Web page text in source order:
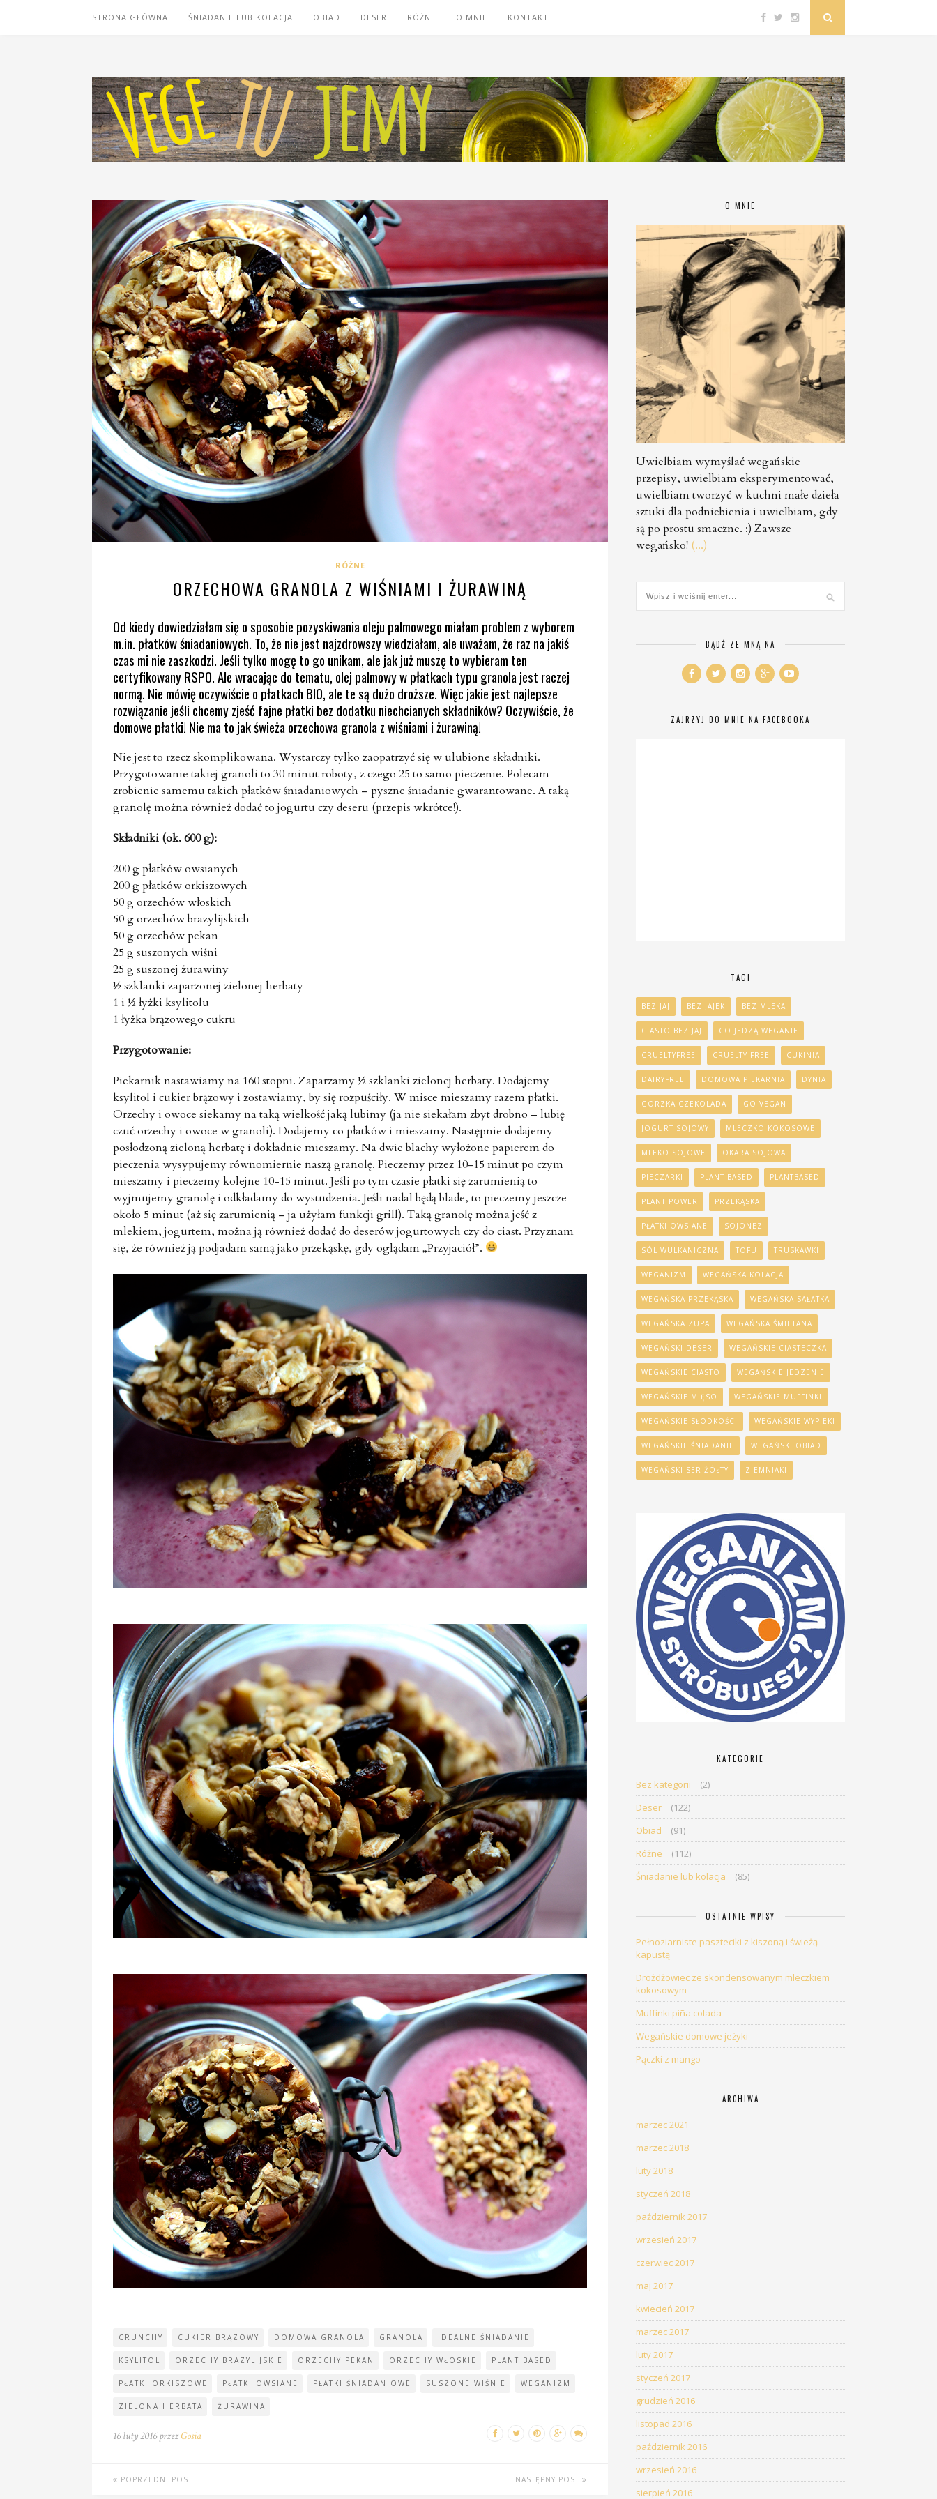
STRONA GŁÓWNA ŚNIADANIE LUB KOLACJA OBIAD DESER RÓŻNE O MNIE KONTAKT
RÓŻNE
ORZECHOWA GRANOLA Z WIŚNIAMI I ŻURAWINĄ
Od kiedy dowiedziałam się o sposobie pozyskiwania oleju palmowego miałam problem z wyborem
m.in. płatków śniadaniowych. To, że nie jest najzdrowszy wiedziałam, ale uważam, że raz na jakiś
czas mi nie zaszkodzi. Jeśli tylko mogę to go unikam, ale jak już muszę to wybieram ten
certyfikowany RSPO. Ale wracając do tematu, olej palmowy w płatkach typu granola jest raczej
normą. Nie mówię oczywiście o płatkach BIO, ale te są dużo droższe. Więc jakie jest najlepsze
rozwiązanie jeśli chcemy zjeść fajne płatki bez dodatku niechcianych składników? Oczywiście, że
domowe płatki! Nie ma to jak świeża orzechowa granola z wiśniami i żurawiną!
Nie jest to rzecz skomplikowana. Wystarczy tylko zaopatrzyć się w ulubione składniki.
Przygotowanie takiej granoli to 30 minut roboty, z czego 25 to samo pieczenie. Polecam
zrobienie samemu takich płatków śniadaniowych – pyszne śniadanie gwarantowane. A taką
granolę można również dodać to jogurtu czy deseru (przepis wkrótce!).
Składniki (ok. 600 g):
200 g płatków owsianych
200 g płatków orkiszowych
50 g orzechów włoskich
50 g orzechów brazylijskich
50 g orzechów pekan
25 g suszonych wiśni
25 g suszonej żurawiny
½ szklanki zaparzonej zielonej herbaty
1 i ½ łyżki ksylitolu
1 łyżka brązowego cukru
Przygotowanie:
Piekarnik nastawiamy na 160 stopni. Zaparzamy ½ szklanki zielonej herbaty. Dodajemy
ksylitol i cukier brązowy i zostawiamy, by się rozpuściły. W misce mieszamy razem płatki.
Orzechy i owoce siekamy na taką wielkość jaką lubimy (ja nie siekałam zbyt drobno – lubię
czuć orzechy i owoce w granoli). Dodajemy co płatków i mieszamy. Następnie dodajemy
posłodzoną zieloną herbatę i dokładnie mieszamy. Na dwie blachy wyłożone papierem do
pieczenia wysypujemy równomiernie naszą granolę. Pieczemy przez 10-15 minut po czym
mieszamy i pieczemy kolejne 10-15 minut. Jeśli po tym czasie płatki się zarumienią to
wyjmujemy granolę i odkładamy do wystudzenia. Jeśli nadal będą blade, to pieczemy jeszcze
około 5 minut (aż się zarumienią – ja użyłam funkcji grill). Taką granolę można jeść z
mlekiem, jogurtem, można ją również dodać do deserów jogurtowych czy do ciast. Przyznam
się, że również ją podjadam samą jako przekąskę, gdy oglądam „Przyjaciół”.
CRUNCHY CUKIER BRĄZOWY DOMOWA GRANOLA GRANOLA IDEALNE ŚNIADANIE
KSYLITOL ORZECHY BRAZYLIJSKIE ORZECHY PEKAN ORZECHY WŁOSKIE PLANT BASED
PŁATKI ORKISZOWE PŁATKI OWSIANE PŁATKI ŚNIADANIOWE SUSZONE WIŚNIE WEGANIZM
ZIELONA HERBATA ŻURAWINA
16 luty 2016 przezGosia
POPRZEDNI POST NASTĘPNY POST
O MNIE
Uwielbiam wymyślać wegańskie
przepisy, uwielbiam eksperymentować,
uwielbiam tworzyć w kuchni małe dzieła
sztuki dla podniebienia i uwielbiam, gdy
są po prostu smaczne. :) Zawsze
wegańsko! (...)
BĄDŹ ZE MNĄ NA
ZAJRZYJ DO MNIE NA FACEBOOKA
TAGI
BEZ JAJ BEZ JAJEK BEZ MLEKA
CIASTO BEZ JAJ CO JEDZĄ WEGANIE
CRUELTYFREE CRUELTY FREE CUKINIA
DAIRYFREE DOMOWA PIEKARNIA DYNIA
GORZKA CZEKOLADA GO VEGAN
JOGURT SOJOWY MLECZKO KOKOSOWE
MLEKO SOJOWE OKARA SOJOWA
PIECZARKI PLANT BASED PLANTBASED
PLANT POWER PRZEKĄSKA
PŁATKI OWSIANE SOJONEZ
SÓL WULKANICZNA TOFU TRUSKAWKI
WEGANIZM WEGAŃSKA KOLACJA
WEGAŃSKA PRZEKĄSKA WEGAŃSKA SAŁATKA
WEGAŃSKA ZUPA WEGAŃSKA ŚMIETANA
WEGAŃSKI DESER WEGAŃSKIE CIASTECZKA
WEGAŃSKIE CIASTO WEGAŃSKIE JEDZENIE
WEGAŃSKIE MIĘSO WEGAŃSKIE MUFFINKI
WEGAŃSKIE SŁODKOŚCI WEGAŃSKIE WYPIEKI
WEGAŃSKIE ŚNIADANIE WEGAŃSKI OBIAD
WEGAŃSKI SER ŻÓŁTY ZIEMNIAKI
KATEGORIE
Bez kategorii
(2)
Deser
(122)
Obiad
(91)
Różne
(112)
Śniadanie lub kolacja
(85)
OSTATNIE WPISY
Pełnoziarniste paszteciki z kiszoną i świeżą
kapustą
Drożdżowiec ze skondensowanym mleczkiem
kokosowym
Muffinki piña colada
Wegańskie domowe jeżyki
Pączki z mango
ARCHIWA
marzec 2021
marzec 2018
luty 2018
styczeń 2018
październik 2017
wrzesień 2017
czerwiec 2017
maj 2017
kwiecień 2017
marzec 2017
luty 2017
styczeń 2017
grudzień 2016
listopad 2016
październik 2016
wrzesień 2016
sierpień 2016